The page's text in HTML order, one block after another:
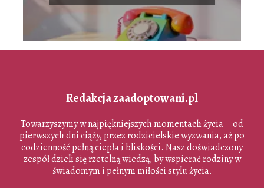
Redakcja zaadoptowani.pl
Towarzyszymy w najpiękniejszych momentach życia – od
pierwszych dni ciąży, przez rodzicielskie wyzwania, aż po
codzienność pełną ciepła i bliskości. Nasz doświadczony
zespół dzieli się rzetelną wiedzą, by wspierać rodziny w
świadomym i pełnym miłości stylu życia.